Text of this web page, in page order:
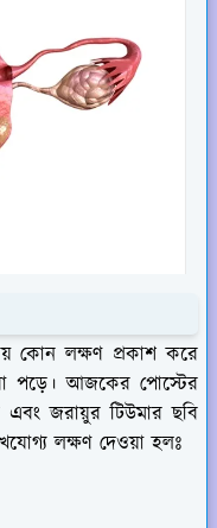
কোন লক্ষণ প্রকাশ করে
পড়ে। আজকের পোস্টের
জরায়ুর টিউমার ছবি
লক্ষণ দেওয়া হলঃ